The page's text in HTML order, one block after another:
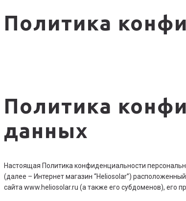
Политика
Политика
данных
Настоящая Политика конфиденциальности
(далее – Интернет магазин “Heliosolar”)
сайта www.heliosolar.ru (а также его субдоменов), его